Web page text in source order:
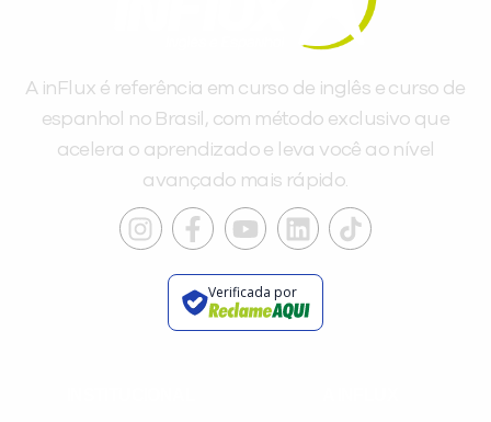
A inFlux é referência em curso de inglês e curso de
espanhol no Brasil, com método exclusivo que
acelera o aprendizado e leva você ao nível
avançado mais rápido.
Verificada por